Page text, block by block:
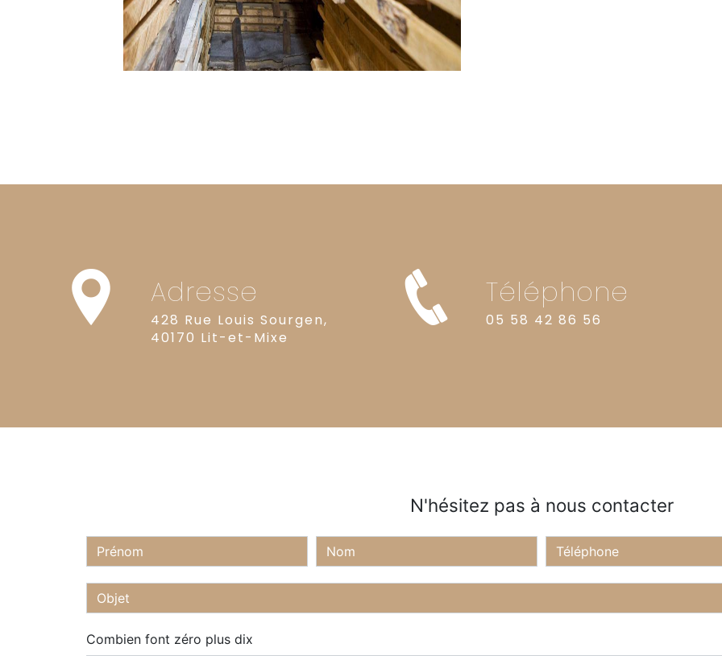
Adresse
428 Rue Louis Sourgen,
40170 Lit-et-Mixe
Téléphone
05 58 42 86 56
N'hésitez pas à nous contacter
Combien font zéro plus dix